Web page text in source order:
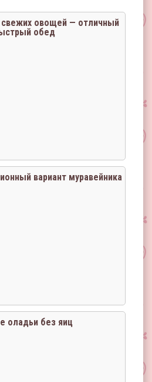
свежих овощей — отличный
обед
вариант муравейника
оладьи без яиц